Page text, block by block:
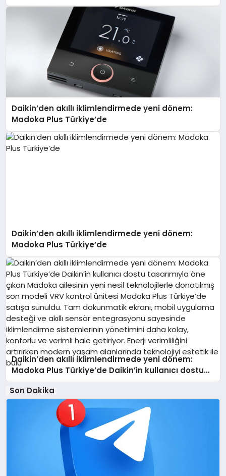
Daikin’den akıllı iklimlendirmede yeni dönem:
Madoka Plus Türkiye’de
Daikin’den akıllı iklimlendirmede yeni dönem:
Madoka Plus Türkiye’de
Daikin’den akıllı iklimlendirmede yeni dönem:
Madoka Plus Türkiye’de Daikin’in kullanıcı dostu
tasarımıyla öne çıkan Madoka ailesinin yeni nesil
teknolojilerle donatılmış son modeli VRV kontrol
ünitesi Madoka Plus Türkiye’de satışa sunuldu.
Tam dokunmatik ekranı, mobil uygulama desteği
ve akıllı sensör entegrasyonu sayesinde
iklimlendirme sistemlerinin yönetimini daha kolay,
konforlu ve verimli hale getiriyor. Enerji verimliliğini
artırırken modern yaşam alanlarında teknolojiyi
estetik ile bulu
Son Dakika